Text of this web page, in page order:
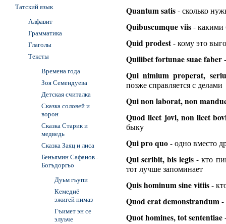
Quantum satis - сколько
Quibuscumque viis - какими
Quid prodest - кому это
Quilibet fortunae suae faber
Qui nimium properat,
позже справляется с делами
Qui non laborat, non
Quod licet jovi, non licet
быку
Qui pro quo - одно вместо
Qui scribit, bis legis - кто
тот лучше запоминает
Quis hominum sine vitiis -
Quod erat demonstrandum -
Quot homines, tot sententiae
Татский язык
Алфавит
Грамматика
Глаголы
Тексты
Времена года
Зоя Семендуева
Детская считалка
Сказка соловей и
ворон
Сказка Старик и
медведь
Сказка Заяц и лиса
Беньямин Сафанов -
Богъдоргьо
Дуьм гъупи
Кемедиё
эжигей нимаз
Гъимет эн се
элуьче